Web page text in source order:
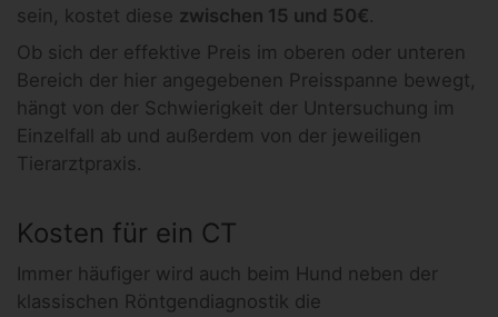
sein, kostet diese zwischen 15 und 50€.
Ob sich der effektive Preis im oberen oder unteren
Bereich der hier angegebenen Preisspanne bewegt,
hängt von der Schwierigkeit der Untersuchung im
Einzelfall ab und außerdem von der jeweiligen
Tierarztpraxis.
Kosten für ein CT
Immer häufiger wird auch beim Hund neben der
klassischen Röntgendiagnostik die